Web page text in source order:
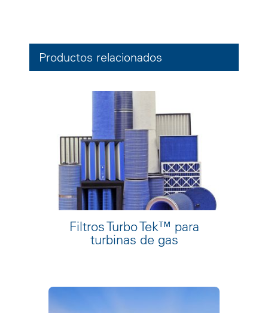
Productos relacionados
Filtros Turbo Tek™ para
turbinas de gas